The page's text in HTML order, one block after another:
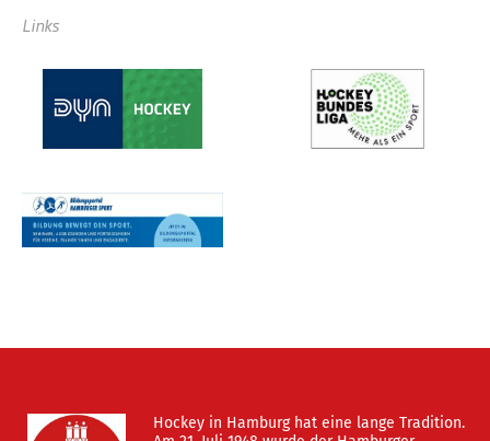
Links
Hockey in Hamburg hat eine lange Tradition.